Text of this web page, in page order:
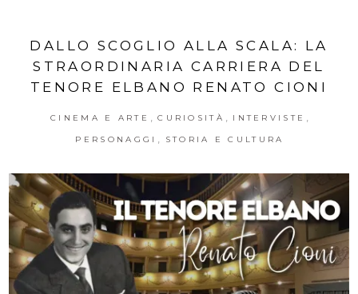
DALLO SCOGLIO ALLA SCALA: LA
STRAORDINARIA CARRIERA DEL
TENORE ELBANO RENATO CIONI
CINEMA E ARTE CURIOSITÀ INTERVISTE
PERSONAGGI STORIA E CULTURA